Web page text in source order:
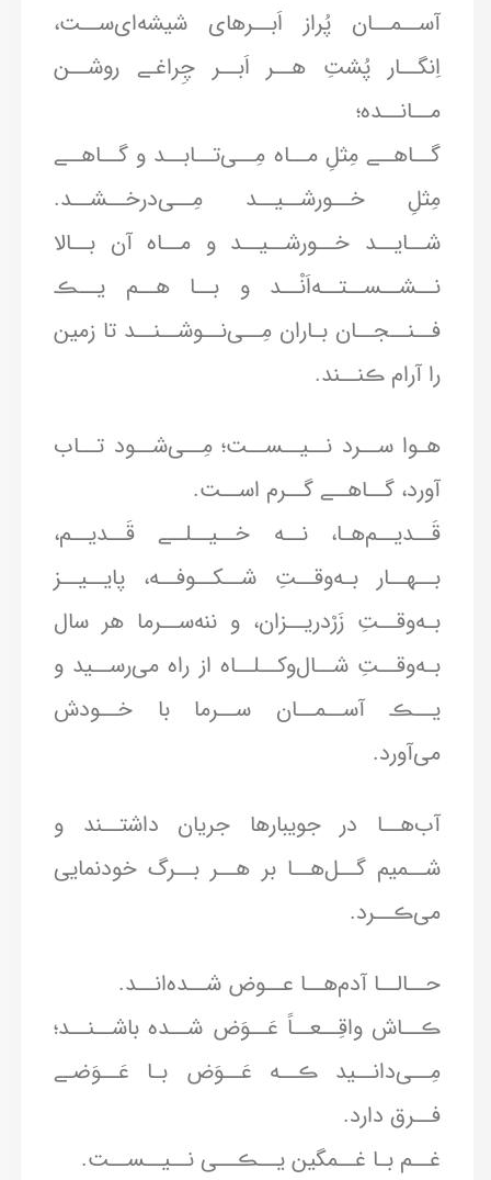
آســمــان پُراز اَبــرهای شیشه‌ای‌ســت،
اِنگــار پُشتِ هــر اَبــر چِراغـے روشــن
مــانــده؛
گــاهــے مِثلِ مــاه مِــی‌تــابــد و گــاهــے
مِثلِ خــورشــیــد مِــی‌درخــشــد.
شــایــد خــورشــیــد و مــاه آن بــالا
نــشــســتــه‌اَنْــد و بــا هــم یــڪ
فــنــجــان بـاران مِــی‌نــوشــنــد تا زمین
را آرام ڪنــند.
هـوا ســرد نــیــســت؛ مِــی‌شــود تــاب
آورد، گــاهــے گــرم اســت.
قَــدیــم‌هـا، نــه خــیــلــے قَــدیــم،
بــهــار بـه‌وقــتِ شــکــوفــه، پایــیــز
بـه‌وقــتِ زَرْدریــزان، و ننه‌ســرما هر سال
بـه‌وقــتِ شــال‌وکــلــاه از راه می‌رســید و
یــڪ آســمــان ســرما با خــودش
می‌آورد.
آب‌هــا در جویبارها جریان داشتــند و
شــمیم گــل‌هــا بر هــر بــرگ خودنمایی
می‌ڪــرد.
حــالــا آدم‌هــا عــوض شــده‌انــد.
ڪــاش واقِــعــاً عَــوَض شــده باشــنــد؛
مِــی‌دانــید ڪــه عَــوَض بـا عَــوَضـے
فــرق دارد.
غــم بـا غــمگین یــڪــی نــیــســت.